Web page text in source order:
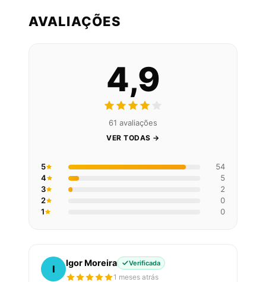
AVALIAÇÕES
4,9
61 avaliações
VER TODAS →
5
54
4
5
3
2
2
0
1
0
I
Igor Moreira Verificada
1 meses atrás